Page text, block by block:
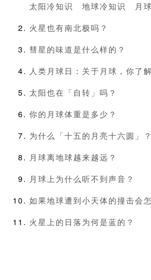
太阳冷知识
地球冷知识
月
火星也有南北极吗？
彗星的味道是什么样的？
人类月球日：关于月球，你了
太阳也在「自转」吗？
你的月球体重是多少？
为什么「十五的月亮十六圆」？
月球离地球越来越远？
月球上为什么听不到声音？
如果地球遭到小天体的撞击会
火星上的日落为何是蓝的？